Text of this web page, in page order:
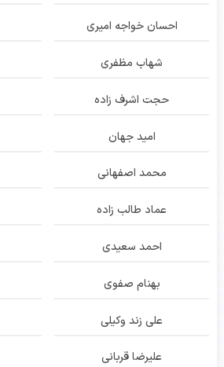
احسان خواجه امیری
شهاب مظفری
حجت اشرف زاده
امید جهان
محمد اصفهانی
عماد طالب زاده
احمد سعیدی
بهنام صفوی
علی زند وکیلی
علیرضا قربانی